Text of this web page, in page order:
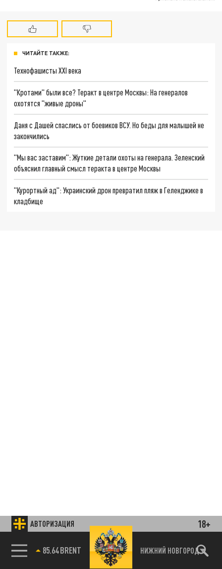
АВТОРИЗАЦИЯ 18+
85.64 BRENT НИЖНИЙ НОВГОРОД
ЧИТАЙТЕ ТАКЖЕ:
Технофашисты XXI века
"Кротами" были все? Теракт в центре Москвы: На генералов
охотятся "живые дроны"
Даня с Дашей спаслись от боевиков ВСУ. Но беды для малышей не
закончились
"Мы вас заставим": Жуткие детали охоты на генерала. Зеленский
объяснил главный смысл теракта в центре Москвы
"Курортный ад": Украинский дрон превратил пляж в Геленджике в
кладбище